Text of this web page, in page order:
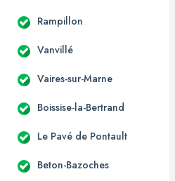
Rampillon
Vanvillé
Vaires-sur-Marne
Boissise-la-Bertrand
Le Pavé de Pontault
Beton-Bazoches